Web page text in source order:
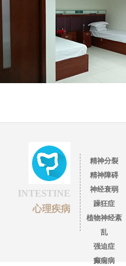
精神分裂
精神障碍
神经衰弱
躁狂症
植物神经紊
乱
强迫症
癫痫病
INTESTINE
心理疾病